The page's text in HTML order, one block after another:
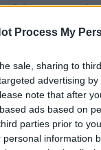
Process My
sale, sharing to
advertising
note that after
ads based on
parties prior to
information
felmenő
a